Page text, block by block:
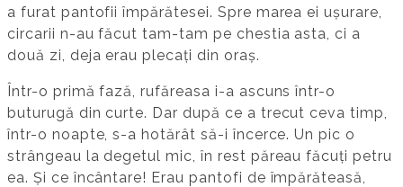
a furat pantofii împărătesei. Spre marea ei ușurare,
circarii n-au făcut tam-tam pe chestia asta, ci a
două zi, deja erau plecați din oraș.
Într-o primă fază, rufăreasa i-a ascuns într-o
buturugă din curte. Dar după ce a trecut ceva timp,
într-o noapte, s-a hotărât să-i încerce. Un pic o
strângeau la degetul mic, în rest păreau făcuți petru
ea. Și ce încântare! Erau pantofi de împărăteasă,